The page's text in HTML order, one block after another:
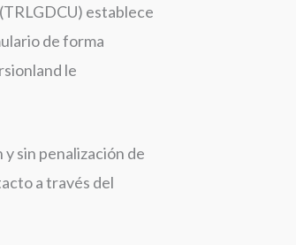
establece
de forma
le
sin penalización de
a través del